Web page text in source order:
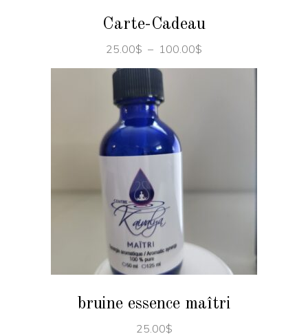
Carte-Cadeau
25.00$ – 100.00$
prix :
AJOUTER AU PANIER
bruine essence maîtri
25.00$